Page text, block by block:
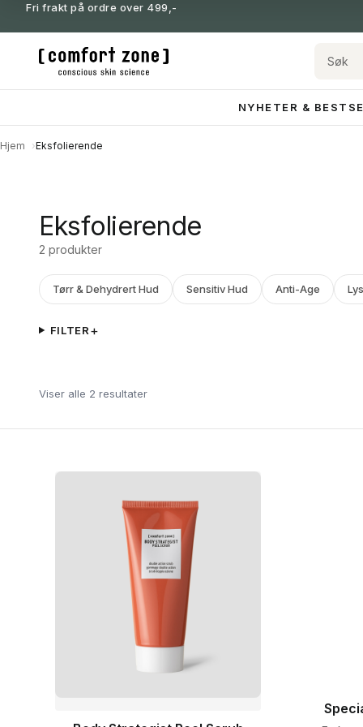
Fri frakt på ordre over 499,-
NYHETER &
Hjem Eksfolierende
Eksfolierende
2 produkter
Tørr & Dehydrert Hud Sensitiv Hud Anti-Age
FILTER
Viser alle 2 resultater